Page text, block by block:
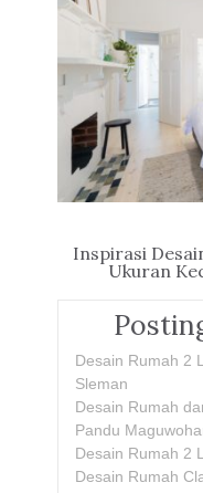
Inspirasi
Ukuran
Desain Rumah 2
Sleman
Desain Rumah
Pandu
Desain Rumah 2
Desain Rumah